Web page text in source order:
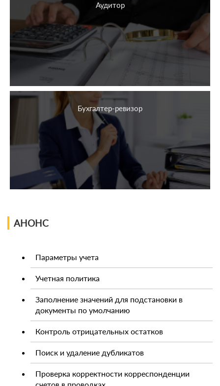
Аудитор
Бухгалтер-ревизор
АНОНС
Параметры учета
Учетная политика
Заполнение значений для подстановки в
документы по умолчанию
Контроль отрицательных остатков
Поиск и удаление дубликатов
Проверка корректности корреспонденции